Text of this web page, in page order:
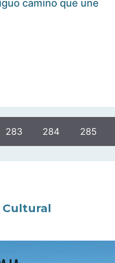
camino que une
283 284 285
Cultural